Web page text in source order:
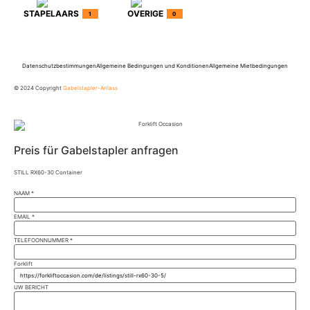
STAPELAARS 1 OVERIGE 0
DatenschutzbestimmungenAllgemeine Bedingungen und KonditionenAllgemeine Mietbedingungen
© 2024 Copyright Gabelstapler-Anlass
Preis für Gabelstapler anfragen
STILL RX60-30 Container
NAAM *
EMAIL *
TELEFOONNUMMER *
Forklift
UW BERICHT